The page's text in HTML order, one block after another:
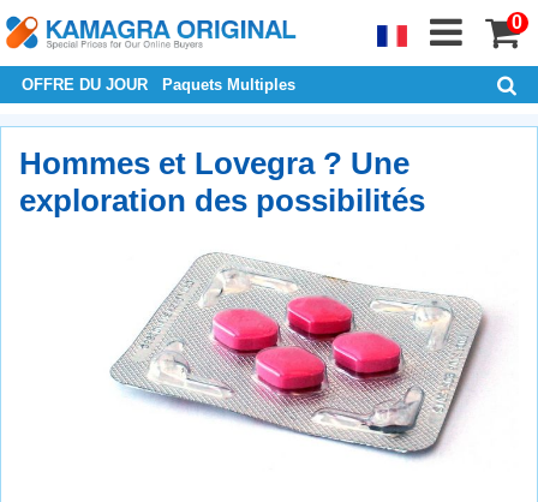
0
OFFRE DU JOUR Paquets Multiples
Hommes et Lovegra ? Une
exploration des possibilités